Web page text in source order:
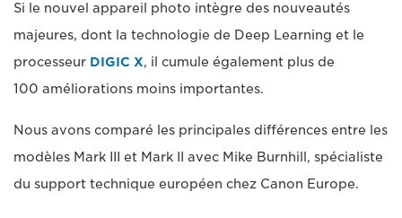
Si le nouvel appareil photo intègre des nouveautés
majeures, dont la technologie de Deep Learning et le
processeur DIGIC X, il cumule également plus de
100 améliorations moins importantes.
Nous avons comparé les principales différences entre les
modèles Mark III et Mark II avec Mike Burnhill, spécialiste
du support technique européen chez Canon Europe.